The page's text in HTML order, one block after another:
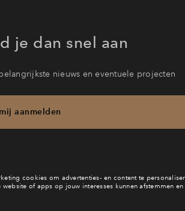
je dan snel aan
nieuws en eventuele projecten
aanmelden
Bel ons op
(behalve tijdens feestdagen)